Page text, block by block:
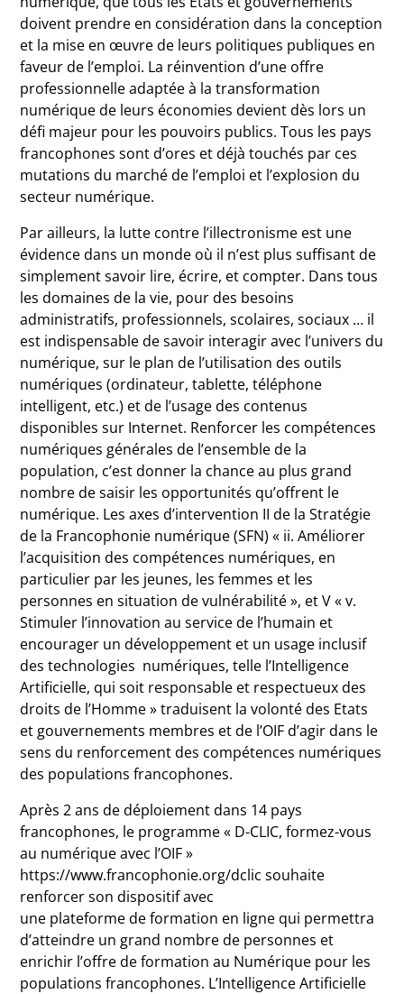
doivent prendre en considération dans la conception
et la mise en œuvre de leurs politiques publiques en
faveur de l’emploi. La réinvention d’une offre
professionnelle adaptée à la transformation
numérique de leurs économies devient dès lors un
défi majeur pour les pouvoirs publics. Tous les pays
francophones sont d’ores et déjà touchés par ces
mutations du marché de l’emploi et l’explosion du
secteur numérique.
Par ailleurs, la lutte contre l’illectronisme est une
évidence dans un monde où il n’est plus suffisant de
simplement savoir lire, écrire, et compter. Dans tous
les domaines de la vie, pour des besoins
administratifs, professionnels, scolaires, sociaux … il
est indispensable de savoir interagir avec l’univers du
numérique, sur le plan de l’utilisation des outils
numériques (ordinateur, tablette, téléphone
intelligent, etc.) et de l’usage des contenus
disponibles sur Internet. Renforcer les compétences
numériques générales de l’ensemble de la
population, c’est donner la chance au plus grand
nombre de saisir les opportunités qu’offrent le
numérique. Les axes d’intervention II de la Stratégie
de la Francophonie numérique (SFN) « ii. Améliorer
l’acquisition des compétences numériques, en
particulier par les jeunes, les femmes et les
personnes en situation de vulnérabilité », et V « v.
Stimuler l’innovation au service de l’humain et
encourager un développement et un usage inclusif
des technologies numériques, telle l’Intelligence
Artificielle, qui soit responsable et respectueux des
droits de l’Homme » traduisent la volonté des Etats
et gouvernements membres et de l’OIF d’agir dans le
sens du renforcement des compétences numériques
des populations francophones.
Après 2 ans de déploiement dans 14 pays
francophones, le programme « D-CLIC, formez-vous
au numérique avec l’OIF »
https://www.francophonie.org/dclic souhaite
renforcer son dispositif avec
une plateforme de formation en ligne qui permettra
d’atteindre un grand nombre de personnes et
enrichir l’offre de formation au Numérique pour les
populations francophones. L’Intelligence Artificielle